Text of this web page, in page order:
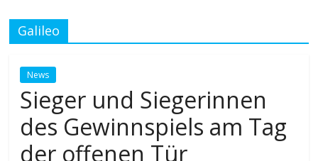
Galileo
News
Sieger und Siegerinnen
des Gewinnspiels am Tag
der offenen Tür